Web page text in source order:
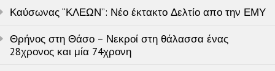
Καύσωνας “ΚΛΕΩΝ”: Νέο έκτακτο Δελτίο απο την ΕΜΥ
Θρήνος στη Θάσο – Νεκροί στη θάλασσα ένας
28χρονος και μία 74χρονη